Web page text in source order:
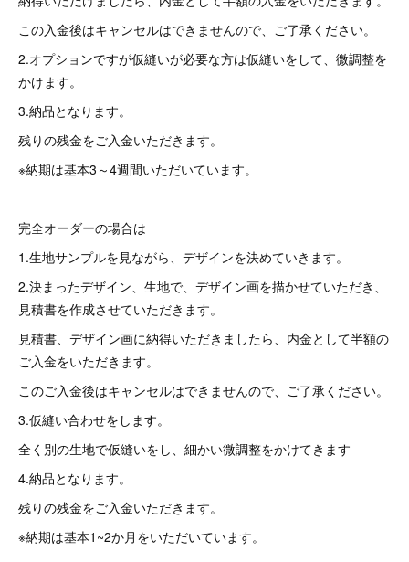
この入金後はキャンセルはできませんので、ご了承ください。
2.オプションですが仮縫いが必要な方は仮縫いをして、微調整を
かけます。
3.納品となります。
残りの残金をご入金いただきます。
※納期は基本3～4週間いただいています。
完全オーダーの場合は
1.生地サンプルを見ながら、デザインを決めていきます。
2.決まったデザイン、生地で、デザイン画を描かせていただき、
見積書を作成させていただきます。
見積書、デザイン画に納得いただきましたら、内金として半額の
ご入金をいただきます。
このご入金後はキャンセルはできませんので、ご了承ください。
3.仮縫い合わせをします。
全く別の生地で仮縫いをし、細かい微調整をかけてきます
4.納品となります。
残りの残金をご入金いただきます。
※納期は基本1~2か月をいただいています。